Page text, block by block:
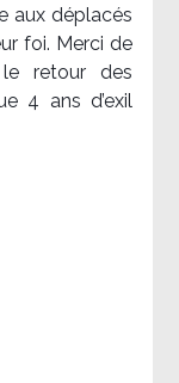
aux déplacés
foi. Merci de
le retour des
4 ans d’exil